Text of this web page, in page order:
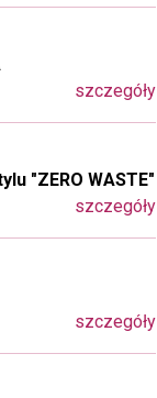
szczegóły
"ZERO WASTE"
szczegóły
szczegóły